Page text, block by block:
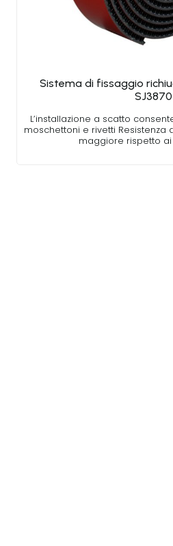
Sistema di fissaggio
SJ3870
L’installazione a scatto
moschettoni e rivetti Resistenza
maggiore rispetto ai